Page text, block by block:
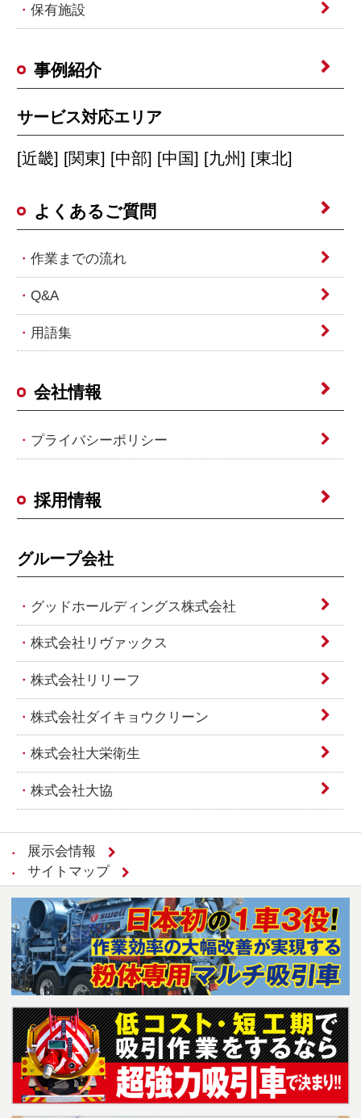
保有施設
事例紹介
サービス対応エリア
[近畿] [関東] [中部] [中国] [九州] [東北]
よくあるご質問
作業までの流れ
Q&A
用語集
会社情報
プライバシーポリシー
採用情報
グループ会社
グッドホールディングス株式会社
株式会社リヴァックス
株式会社リリーフ
株式会社ダイキョウクリーン
株式会社大栄衛生
株式会社大協
展示会情報
サイトマップ